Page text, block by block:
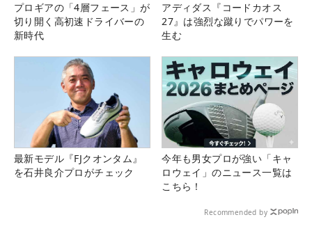
プロギアの「4層フェース」が
切り開く高初速ドライバーの
新時代
アディダス『コードカオス
27』は強烈な蹴りでパワーを
生む
最新モデル『FJクオンタム』
を石井良介プロがチェック
今年も男女プロが強い「キャ
ロウェイ」のニュース一覧は
こちら！
Recommended by